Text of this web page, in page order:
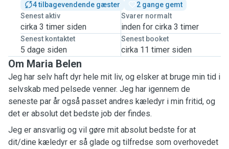
4 tilbagevendende gæster
2 gange gemt
Senest aktiv
cirka 3 timer siden
Svarer normalt
inden for cirka 3 timer
Senest kontaktet
5 dage siden
Senest booket
cirka 11 timer siden
Om Maria Belen
Jeg har selv haft dyr hele mit liv, og elsker at bruge min tid i
selvskab med pelsede venner. Jeg har igennem de
seneste par år også passet andres kæledyr i min fritid, og
det er absolut det bedste job der findes.
Jeg er ansvarlig og vil gøre mit absolut bedste for at
dit/dine kæledyr er så glade og tilfredse som overhovedet